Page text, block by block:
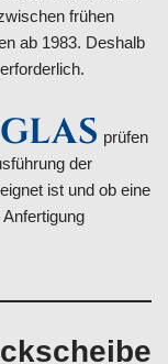
frühen
ab 1983. Deshalb
prüfen
der
ist und ob eine